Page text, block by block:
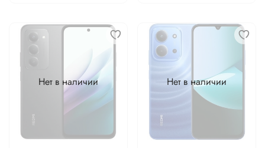
Нет в наличии Нет в наличии